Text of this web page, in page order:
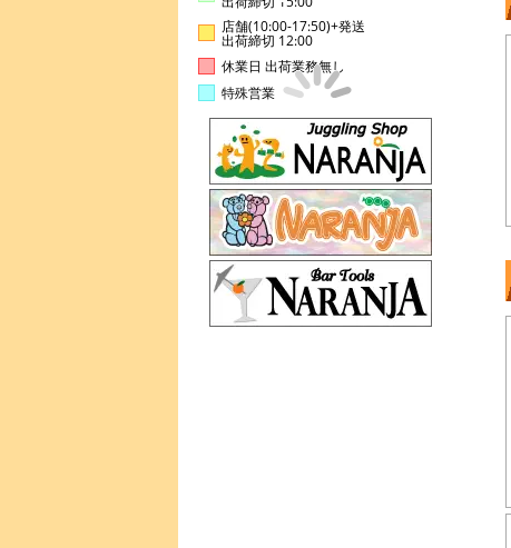
店舗(10:00-17:50)+発送
出荷締切 12:00
休業日 出荷業務無し
特殊営業